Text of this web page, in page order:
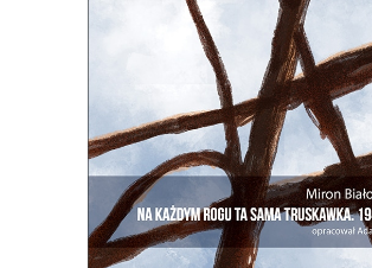
NA KAŻDYM ROGU TA
TRUSKAWKA
Zupełnie nowe miasto. Jakaś
Warszawa na starych
się wzięła?